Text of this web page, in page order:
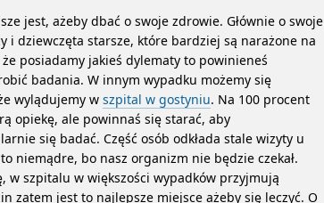
jest, ażeby dbać o swoje zdrowie. Głównie o swoje
i dziewczęta starsze, które bardziej są narażone na
posiadamy jakieś dylematy to powinieneś
badania. W innym wypadku możemy się
wylądujemy w szpital w gostyniu. Na 100 procent
opiekę, ale powinnaś się starać, aby
się badać. Część osób odkłada stale wizyty u
niemądre, bo nasz organizm nie będzie czekał.
w szpitalu w większości wypadków przyjmują
zatem jest to najlepsze miejsce ażeby się leczyć. O